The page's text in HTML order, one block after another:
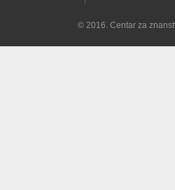
© 2016. Centar za